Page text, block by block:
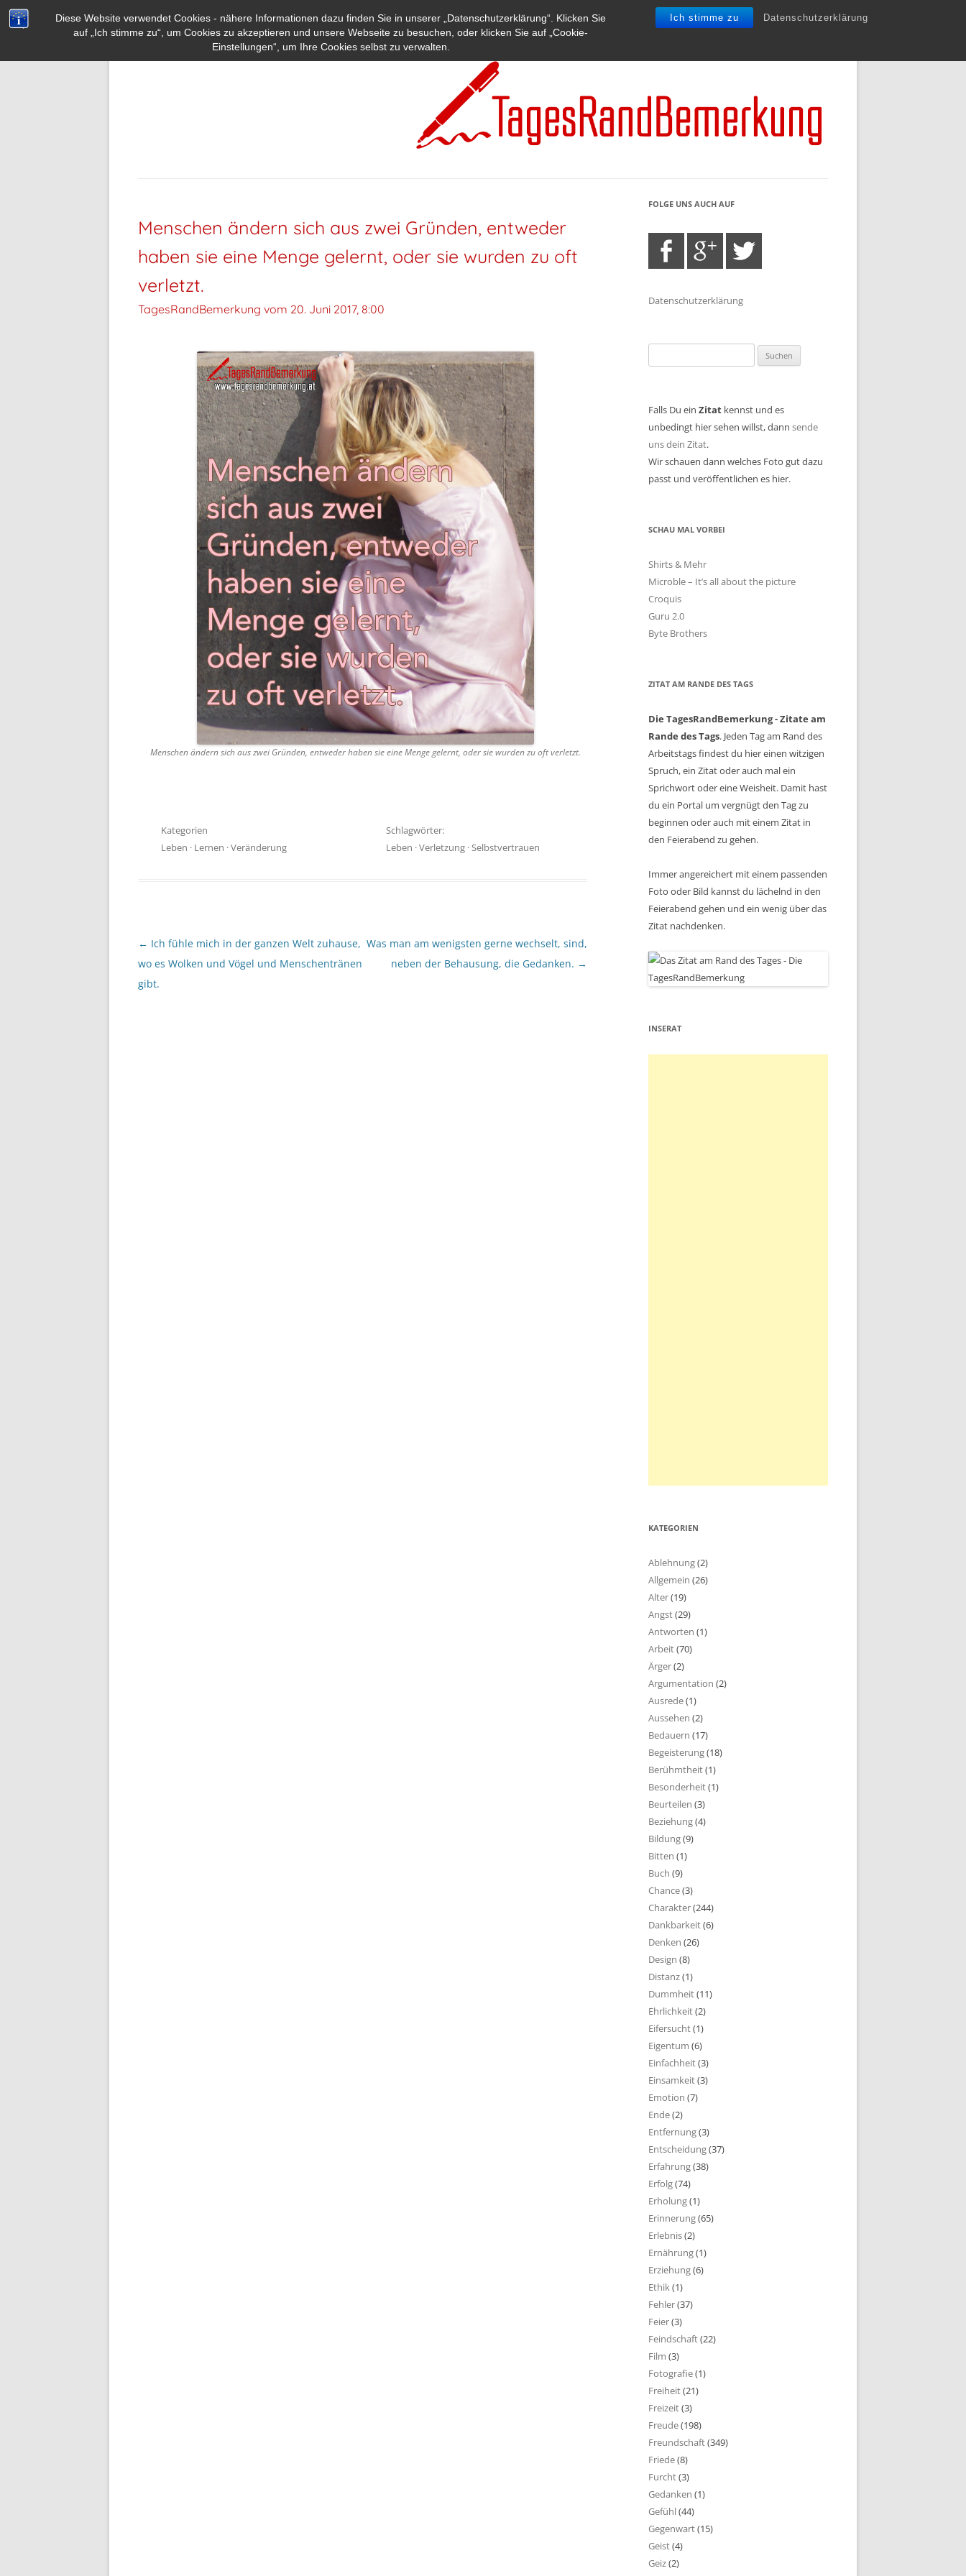
Diese Website verwendet Cookies - nähere Informationen dazu finden Sie in unserer „Datenschutzerklärung“. Klicken Sie
auf „Ich stimme zu“, um Cookies zu akzeptieren und unsere Webseite zu besuchen, oder klicken Sie auf „Cookie-
Einstellungen“, um Ihre Cookies selbst zu verwalten.
Ich stimme zu Datenschutzerklärung
Menschen ändern sich aus zwei Gründen, entweder
haben sie eine Menge gelernt, oder sie wurden zu oft
verletzt.
TagesRandBemerkung vom 20. Juni 2017, 8:00
Menschen ändern sich aus zwei Gründen, entweder haben sie eine Menge gelernt, oder sie wurden zu oft verletzt.
Kategorien
Leben · Lernen ·Veränderung
Schlagwörter:
Leben ·Verletzung·Selbstvertrauen
Beitragsnavigation
← Ich fühle mich in der ganzen Welt zuhause,
wo es Wolken und Vögel und Menschentränen
gibt.
Was man am wenigsten gerne wechselt, sind,
neben der Behausung, die Gedanken. →
FOLGE UNS AUCH AUF
Datenschutzerklärung
nach:
Falls Du ein Zitat kennst und es
unbedingt hier sehen willst, dann sende
uns dein Zitat.
Wir schauen dann welches Foto gut dazu
passt und veröffentlichen es hier.
SCHAU MAL VORBEI
Shirts & Mehr
Microble – It’s all about the picture
Croquis
Guru 2.0
Byte Brothers
ZITAT AM RANDE DES TAGS
Die TagesRandBemerkung - Zitate am
Rande des Tags. Jeden Tag am Rand des
Arbeitstags findest du hier einen witzigen
Spruch, ein Zitat oder auch mal ein
Sprichwort oder eine Weisheit. Damit hast
du ein Portal um vergnügt den Tag zu
beginnen oder auch mit einem Zitat in
den Feierabend zu gehen.
Immer angereichert mit einem passenden
Foto oder Bild kannst du lächelnd in den
Feierabend gehen und ein wenig über das
Zitat nachdenken.
INSERAT
KATEGORIEN
Ablehnung(2)
Allgemein (26)
Alter(19)
Angst(29)
Antworten (1)
Arbeit(70)
Ärger(2)
Argumentation (2)
Ausrede(1)
Aussehen (2)
Bedauern (17)
Begeisterung(18)
Berühmtheit(1)
Besonderheit(1)
Beurteilen (3)
Beziehung(4)
Bildung(9)
Bitten (1)
Buch (9)
Chance(3)
Charakter(244)
Dankbarkeit(6)
Denken (26)
Design (8)
Distanz(1)
Dummheit(11)
Ehrlichkeit(2)
Eifersucht(1)
Eigentum (6)
Einfachheit(3)
Einsamkeit(3)
Emotion (7)
Ende(2)
Entfernung(3)
Entscheidung(37)
Erfahrung(38)
Erfolg(74)
Erholung(1)
Erinnerung(65)
Erlebnis(2)
Ernährung(1)
Erziehung(6)
Ethik(1)
Fehler(37)
Feier(3)
Feindschaft(22)
Film (3)
Fotografie(1)
Freiheit(21)
Freizeit(3)
Freude(198)
Freundschaft(349)
Friede(8)
Furcht(3)
Gedanken (1)
Gefühl(44)
Gegenwart(15)
Geist(4)
Geiz(2)